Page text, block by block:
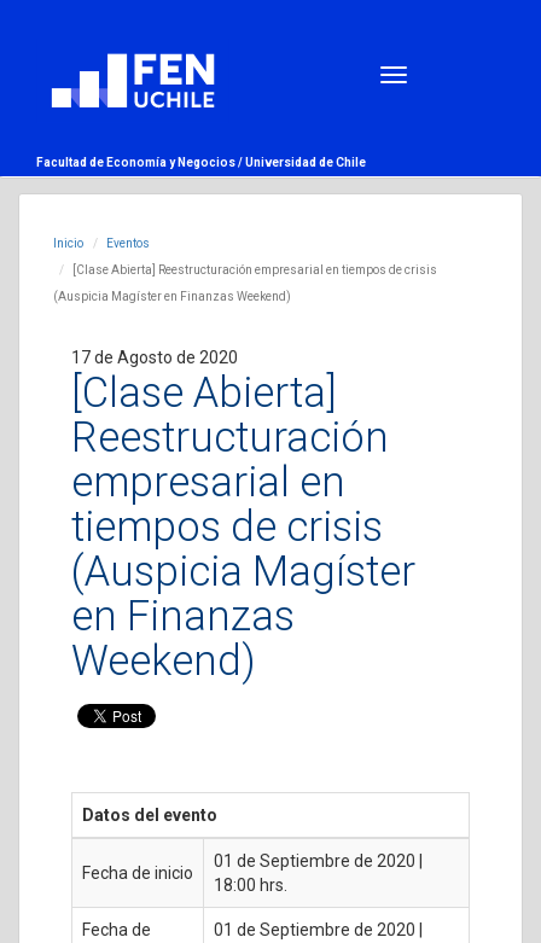
Facultad de Economía y Negocios /Universidad de Chile
Inicio
Eventos
[Clase Abierta] Reestructuración empresarial en tiempos de crisis
(Auspicia Magíster en Finanzas Weekend)
17 de Agosto de 2020
[Clase Abierta]
Reestructuración
empresarial en
tiempos de crisis
(Auspicia Magíster
en Finanzas
Weekend)
Datos del evento
Fecha de inicio
01 de Septiembre de 2020 |
18:00 hrs.
Fecha de
01 de Septiembre de 2020 |